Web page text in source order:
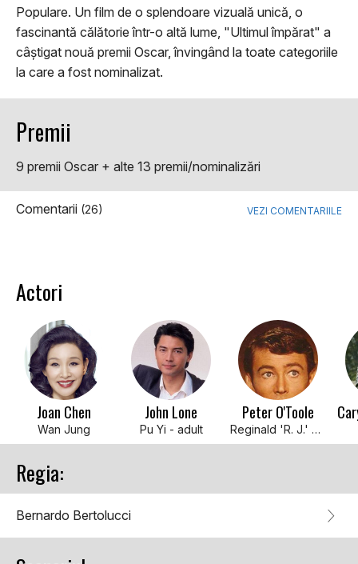
Populare. Un film de o splendoare vizuală unică, o
fascinantă călătorie într-o altă lume, "Ultimul împărat" a
câștigat nouă premii Oscar, învingând la toate categoriile
la care a fost nominalizat.
Premii
9 premii Oscar + alte 13 premii/nominalizări
Comentarii (26) VEZI COMENTARIILE
Actori
Joan Chen
Wan Jung
John Lone
Pu Yi - adult
Peter O'Toole
Reginald 'R. J.' Johnston
Regia:
Bernardo Bertolucci